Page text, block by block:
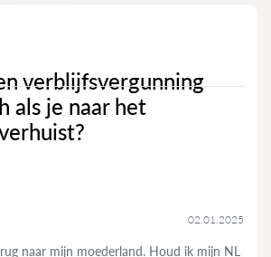
verblijfsvergunning
als je naar het
02.01.2025
naar mijn moederland. Houd ik mijn NL